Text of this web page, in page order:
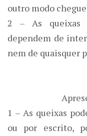
outro modo
2 – As queixas
dependem de
nem de quaisquer
1 – As queixas
ou por escrito,